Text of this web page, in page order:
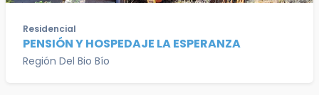
Residencial
PENSIÓN Y HOSPEDAJE LA ESPERANZA
Región Del Bio Bío